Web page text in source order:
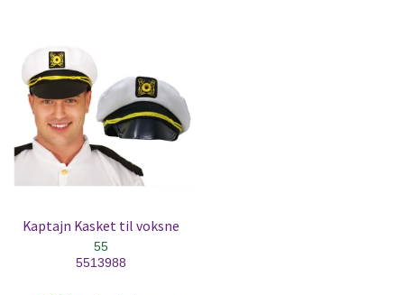
Kaptajn Kasket til voksne
55
5513988